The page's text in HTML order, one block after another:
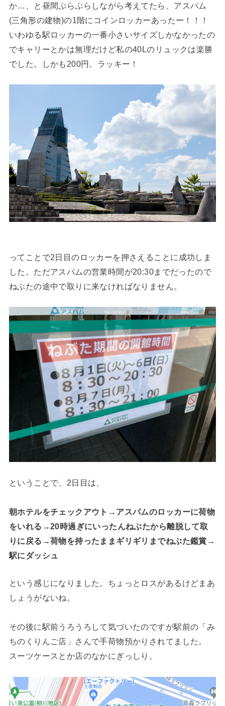
か…、と昼間ぷらぷらしながら考えてたら、アスパム
(三角形の建物)の1階にコインロッカーあったー！！！
いわゆる駅ロッカーの一番小さいサイズしかなかったの
でキャリーとかは無理だけど私の40Lのリュックは楽勝
でした。しかも200円。ラッキー！
ってことで2日目のロッカーを押さえることに成功しま
した。ただアスパムの営業時間が20:30までだったので
ねぶたの途中で取りに来なければなりません。
ということで、2日目は、
朝ホテルをチェックアウト→アスパムのロッカーに荷物
をいれる→20時過ぎにいったんねぶたから離脱して取
りに戻る→荷物を持ったままギリギリまでねぶた鑑賞→
駅にダッシュ
という感じになりました。ちょっとロスがあるけどまあ
しょうがないね。
その後に駅前うろうろして気づいたのですが駅前の「み
ちのくりんご店」さんで手荷物預かりされてました。
スーツケースとか店のなかにぎっしり。